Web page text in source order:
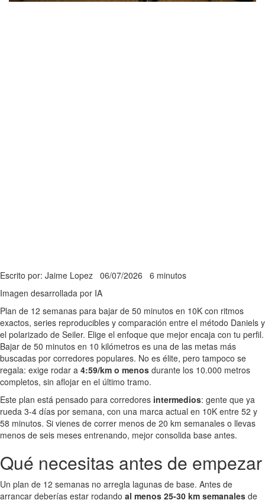
Escrito por: Jaime Lopez 06/07/2026 6 minutos
Imagen desarrollada por IA
Plan de 12 semanas para bajar de 50 minutos en 10K con ritmos
exactos, series reproducibles y comparación entre el método Daniels y
el polarizado de Seiler. Elige el enfoque que mejor encaja con tu perfil.
Bajar de 50 minutos en 10 kilómetros es una de las metas más
buscadas por corredores populares. No es élite, pero tampoco se
regala: exige rodar a 4:59/km o menos durante los 10.000 metros
completos, sin aflojar en el último tramo.
Este plan está pensado para corredores intermedios: gente que ya
rueda 3-4 días por semana, con una marca actual en 10K entre 52 y
58 minutos. Si vienes de correr menos de 20 km semanales o llevas
menos de seis meses entrenando, mejor consolida base antes.
Qué necesitas antes de empezar
Un plan de 12 semanas no arregla lagunas de base. Antes de
arrancar deberías estar rodando al menos 25-30 km semanales de